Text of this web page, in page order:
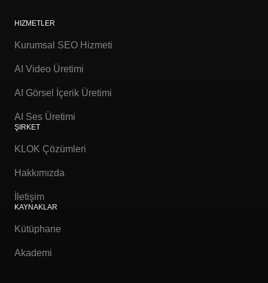
HIZMETLER
Kurumsal SEO Hizmeti
AI Video Üretimi
AI Görsel İçerik Üretimi
AI Ses Üretimi
ŞIRKET
KLOK Çözümleri
Hakkımızda
İletişim
KAYNAKLAR
Kütüphane
Akademi